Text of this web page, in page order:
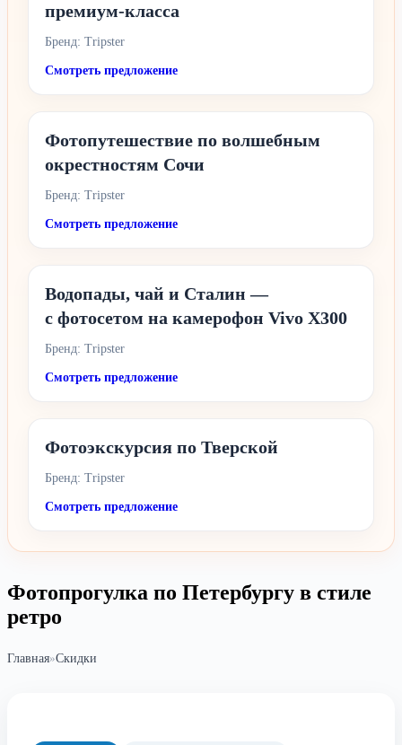
премиум-класса
Бренд: Tripster
Смотреть предложение
Фотопутешествие по волшебным
окрестностям Сочи
Бренд: Tripster
Смотреть предложение
Водопады, чай и Сталин —
с фотосетом на камерофон Vivo X300
Бренд: Tripster
Смотреть предложение
Фотоэкскурсия по Тверской
Бренд: Tripster
Смотреть предложение
Фотопрогулка по Петербургу в стиле
ретро
Главная»Скидки